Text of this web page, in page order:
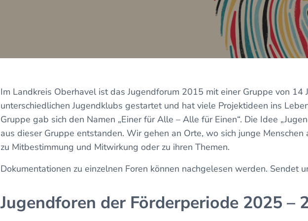
Im Landkreis Oberhavel ist das Jugendforum 2015 mit einer Gruppe von 14
unterschiedlichen Jugendklubs gestartet und hat viele Projektideen ins
Gruppe gab sich den Namen „Einer für Alle – Alle für Einen“. Die Idee
aus dieser Gruppe entstanden. Wir gehen an Orte, wo sich junge
zu Mitbestimmung und Mitwirkung oder zu ihren Themen.
Dokumentationen zu einzelnen Foren können nachgelesen werden. Sendet
Jugendforen der Förderperiode 2025 –